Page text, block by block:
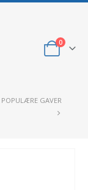
0
POPULÆRE GAVER